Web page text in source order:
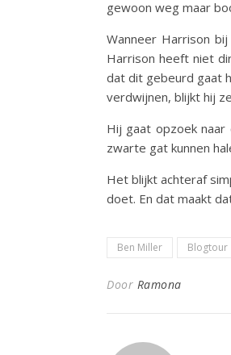
gewoon weg maar
Wanneer Harrison
Harrison heeft niet
dat dit gebeurd gaat
verdwijnen, blijkt hij
Hij gaat opzoek
zwarte gat kunnen
Het blijkt achteraf
doet. En dat maakt
Ben Miller Blogtour
Door Ramona